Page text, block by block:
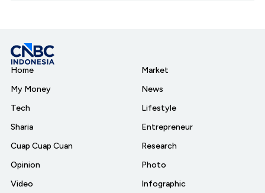
Home
My Money
Tech
Sharia
Cuap Cuap Cuan
Opinion
Video
Market
News
Lifestyle
Entrepreneur
Research
Photo
Infographic